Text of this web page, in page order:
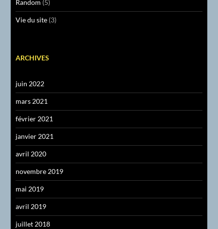
Random (5)
Vie du site (3)
ARCHIVES
juin 2022
mars 2021
février 2021
janvier 2021
avril 2020
novembre 2019
mai 2019
avril 2019
juillet 2018